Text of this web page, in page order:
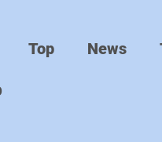
Top News